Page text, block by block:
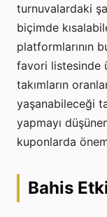
turnuvalardaki
biçimde
platformlarının
favori listesinde
takımların
yaşanabileceği
yapmayı
kuponlarda
Bahis